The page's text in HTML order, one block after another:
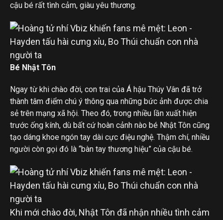
cậu bé rất tình cảm, giàu yêu thương.
Bé Nhật Tôn
Ngay từ khi chào đời, con trai của Á hậu Thúy Vân đã trở
thành tâm điểm chú ý thông qua những bức ảnh được chia
sẻ trên mạng xã hội. Theo đó, trong nhiều lần xuất hiện
trước ống kính, dù bất cứ hoàn cảnh nào bé Nhật Tôn cũng
tạo dáng khoe ngón tay dài cực điệu nghệ. Thậm chí, nhiều
người còn gọi đó là “bàn tay thương hiệu” của cậu bé.
Khi mới chào đời, Nhật Tôn đã nhận nhiều tình cảm